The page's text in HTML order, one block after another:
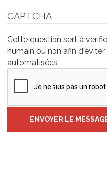
CAPTCHA
Cette question sert à
humain ou non afin
automatisées.